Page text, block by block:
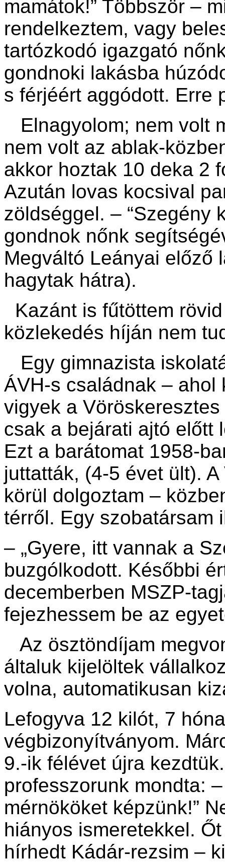
mamátok!” Többször –
rendelkeztem, vagy
tartózkodó igazgató
gondnoki lakásba
s férjéért aggódott. Erre
Elnagyolom; nem volt
nem volt az ablak-
akkor hoztak 10 deka 2
Azután lovas kocsival
zöldséggel. – “Szegény
gondnok nőnk
Megváltó Leányai előző
hagytak hátra).
Kazánt is fűtöttem
közlekedés híján nem
Egy gimnazista
ÁVH-s családnak –
vigyek a
csak a bejárati ajtó előtt
Ezt a barátomat 1958-
juttatták, (4-5 évet ült).
körül dolgoztam –
térről. Egy szobatársam
– „Gyere, itt vannak a
buzgólkodott. Későbbi
decemberben MSZP-
fejezhessem be az
Az ösztöndíjam
általuk kijelöltek
volna, automatikusan
Lefogyva 12 kilót, 7
végbizonyítványom.
9.-ik félévet újra
professzorunk mondta:
mérnököket képzünk!”
hiányos ismeretekkel.
hírhedt Kádár-rezsim –